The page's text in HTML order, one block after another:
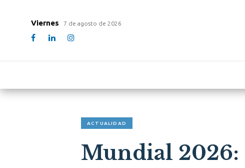
Viernes 7 de agosto de 2026
ACTUALIDAD
Mundial 2026: